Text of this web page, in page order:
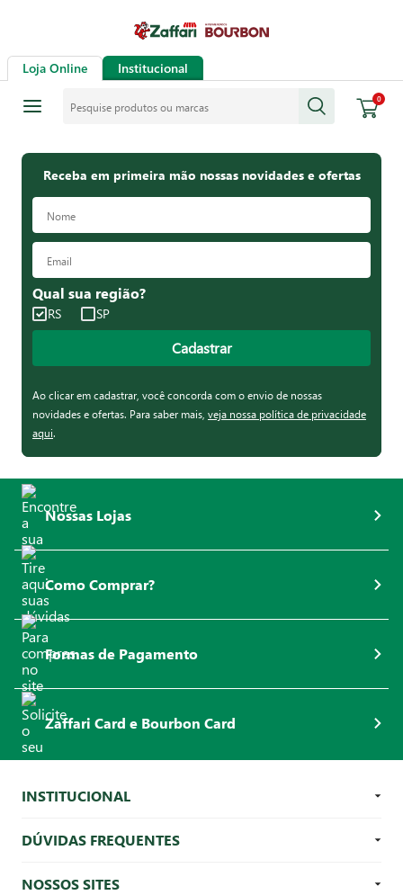
Loja Online Institucional
0
Receba em primeira mão nossas novidades e ofertas
Qual sua região?
RS SP
Cadastrar
Ao clicar em cadastrar, você concorda com o envio de nossas
novidades e ofertas. Para saber mais, veja nossa política de privacidade
aqui.
Nossas Lojas
Como Comprar?
Formas de Pagamento
Zaffari Card e Bourbon Card
INSTITUCIONAL
DÚVIDAS FREQUENTES
NOSSOS SITES